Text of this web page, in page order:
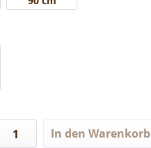
In den Warenkorb